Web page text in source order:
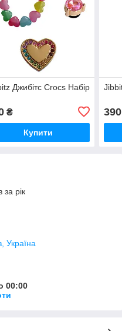
Джибітс Crocs Набір
₴
Купити
390
за рік
Україна
00:00